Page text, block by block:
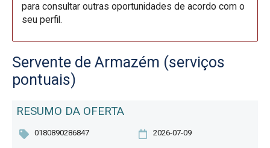
para consultar outras oportunidades de acordo com o
seu perfil.
Servente de Armazém (serviços
pontuais)
RESUMO DA OFERTA
0180890286847 2026-07-09